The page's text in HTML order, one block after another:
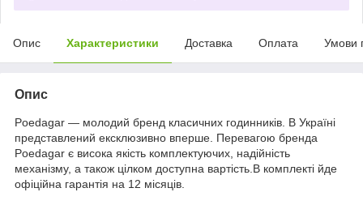
Опис Характеристики Доставка Оплата Умови
Опис
Poedagar — молодий бренд класичних годинників. В Україні
представлений ексклюзивно вперше. Перевагою бренда
Poedagar є висока якість комплектуючих, надійність
механізму, а також цілком доступна вартість.В комплекті йде
офіційна гарантія на 12 місяців.